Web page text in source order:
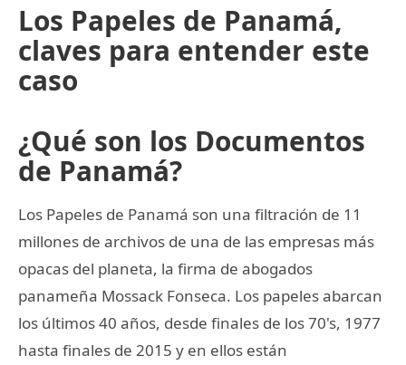
Los Papeles de Panamá,
claves para entender este
caso
¿Qué son los Documentos
de Panamá?
Los Papeles de Panamá son una filtración de 11
millones de archivos de una de las empresas más
opacas del planeta, la firma de abogados
panameña Mossack Fonseca. Los papeles abarcan
los últimos 40 años, desde finales de los 70's, 1977
hasta finales de 2015 y en ellos están